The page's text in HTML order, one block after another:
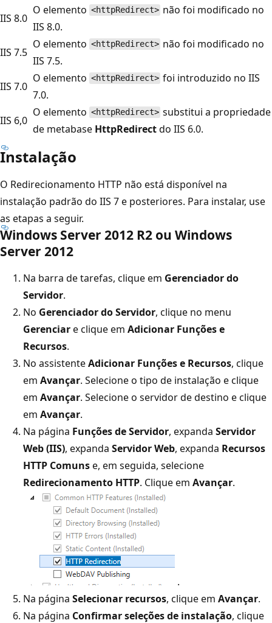
IIS 8.0
O elemento <httpRedirect> não foi modificado no
IIS 8.0.
IIS 7.5
O elemento <httpRedirect> não foi modificado no
IIS 7.5.
IIS 7.0
O elemento <httpRedirect> foi introduzido no IIS
7.0.
IIS 6,0
O elemento <httpRedirect> substitui a propriedade
de metabase HttpRedirectdo IIS 6.0.
Instalação
O Redirecionamento HTTP não está disponível na
instalação padrão do IIS 7 e posteriores. Para instalar, use
as etapas a seguir.
Windows Server 2012 R2 ou Windows
Server 2012
Na barra de tarefas, clique em Gerenciador do
Servidor.
No Gerenciador do Servidor, clique no menu
Gerenciare clique em Adicionar Funções e
Recursos.
No assistenteAdicionar Funções e Recursos, clique
em Avançar. Selecione o tipo de instalação e clique
em Avançar. Selecione o servidor de destino e clique
em Avançar.
Na página Funções de Servidor, expanda Servidor
Web (IIS), expanda Servidor Web, expanda Recursos
HTTP Comunse, em seguida, selecione
Redirecionamento HTTP. Clique em Avançar.
.
Na página Selecionar recursos, clique em Avançar.
Na página Confirmar seleções de instalação, clique